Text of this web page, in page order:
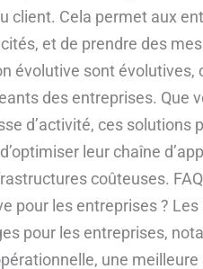
client. Cela permet aux
et de prendre des
évolutive sont évolutives,
des entreprises. Que
d’activité, ces solutions
leur chaîne
coûteuses.
pour les entreprises ?
pour les entreprises,
une